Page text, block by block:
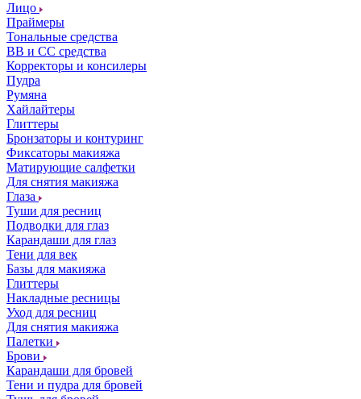
Лицо
Праймеры
Тональные средства
ВВ и СС средства
Корректоры и консилеры
Пудра
Румяна
Хайлайтеры
Глиттеры
Бронзаторы и контуринг
Фиксаторы макияжа
Матирующие салфетки
Для снятия макияжа
Глаза
Туши для ресниц
Подводки для глаз
Карандаши для глаз
Тени для век
Базы для макияжа
Глиттеры
Накладные ресницы
Уход для ресниц
Для снятия макияжа
Палетки
Брови
Карандаши для бровей
Тени и пудра для бровей